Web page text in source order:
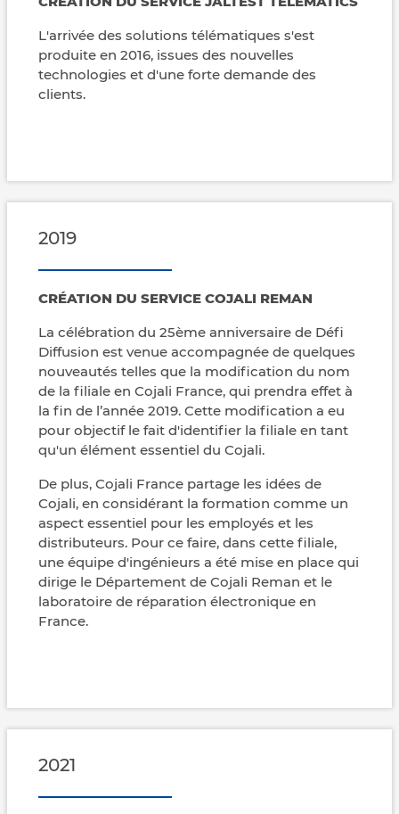
L'arrivée des solutions télématiques s'est
produite en 2016, issues des nouvelles
technologies et d'une forte demande des
clients.
2019
CRÉATION DU SERVICE COJALI REMAN
La célébration du 25ème anniversaire de Défi
Diffusion est venue accompagnée de quelques
nouveautés telles que la modification du nom
de la filiale en Cojali France, qui prendra effet à
la fin de l’année 2019. Cette modification a eu
pour objectif le fait d'identifier la filiale en tant
qu'un élément essentiel du Cojali.
De plus, Cojali France partage les idées de
Cojali, en considérant la formation comme un
aspect essentiel pour les employés et les
distributeurs. Pour ce faire, dans cette filiale,
une équipe d'ingénieurs a été mise en place qui
dirige le Département de Cojali Reman et le
laboratoire de réparation électronique en
France.
2021